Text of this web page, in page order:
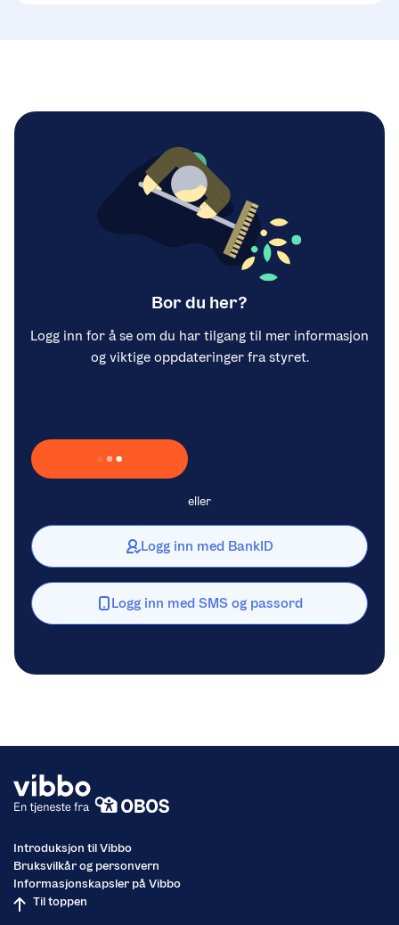
Bor du her?
Logg inn for å se om du har tilgang til mer informasjon
og viktige oppdateringer fra styret.
Laster inn Vipps …
eller
Logg inn med BankID
Logg inn med SMS og passord
Introduksjon til Vibbo
Bruksvilkår og personvern
Informasjonskapsler på Vibbo
Til toppen